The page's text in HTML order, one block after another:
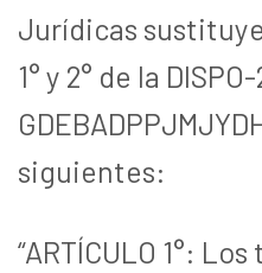
Jurídicas
1° y 2° de la
siguientes:
“ARTÍCULO 1°: